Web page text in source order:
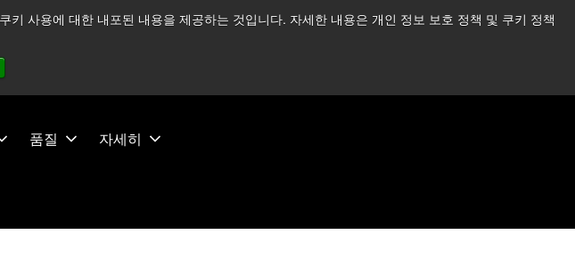
사용에 대한 내포된 내용을 제공하는 것입니다. 자세한 내용은 개인 정보 보호 정책 및 쿠키 정책
정상적으로 운영되고 있습니다. 더 읽어보기 →
품질 자세히